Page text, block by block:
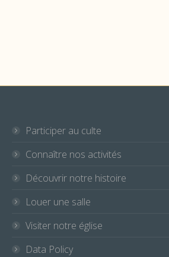
Participer au culte
Connaître nos activités
Découvrir notre histoire
Louer une salle
Visiter notre église
Data Policy